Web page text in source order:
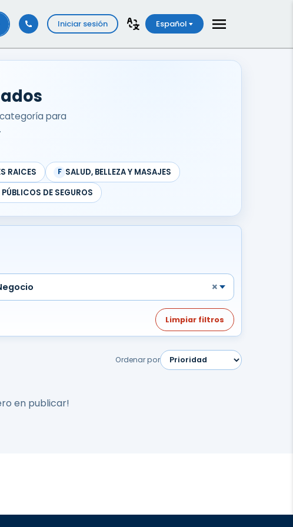
Iniciar sesión Español
para
RAICES F SALUD, BELLEZA Y MASAJES
DE SEGUROS
×
Limpiar filtros
Ordenar por
en publicar!